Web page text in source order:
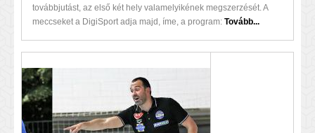
továbbjutást, az első két hely valamelyikének megszerzését. A
meccseket a DigiSport adja majd, íme, a program: Tovább...